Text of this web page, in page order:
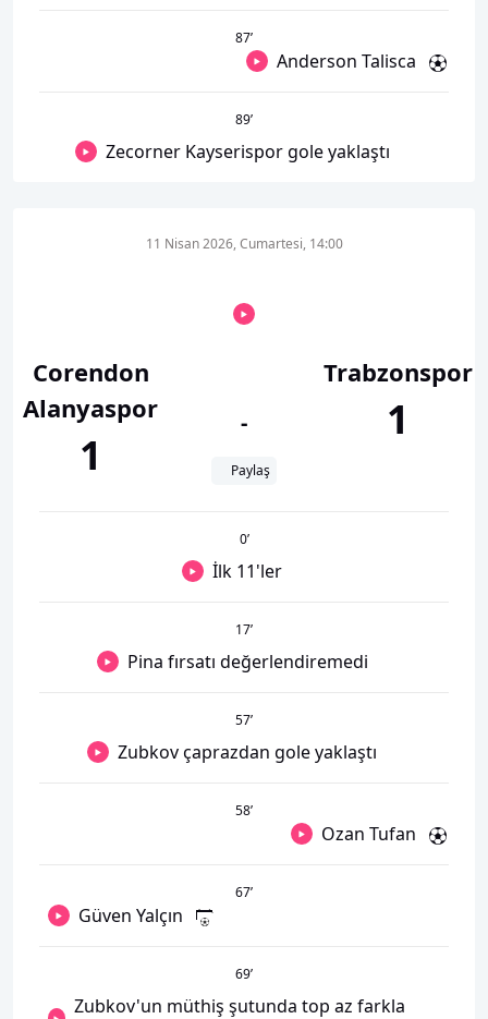
87’
Anderson Talisca
89’
Zecorner Kayserispor gole yaklaştı
Corendon
Alanyaspor
1
11 Nisan 2026, Cumartesi, 14:00
-
Paylaş
Trabzonspor
1
0’
İlk 11'ler
17’
Pina fırsatı değerlendiremedi
57’
Zubkov çaprazdan gole yaklaştı
58’
Ozan Tufan
67’
Güven Yalçın
69’
Zubkov'un müthiş şutunda top az farkla